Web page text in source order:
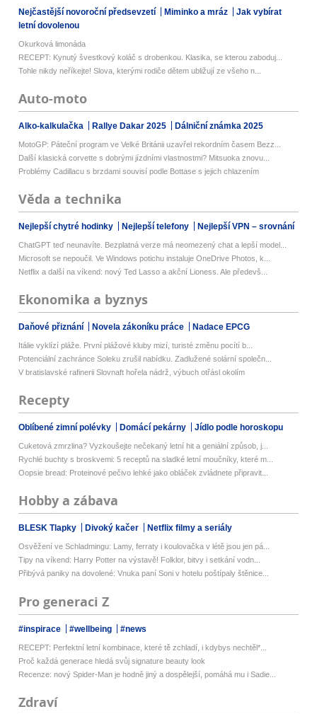
Nejčastější novoroční předsevzetí Miminko a mráz
Jak vybírat
letní dovolenou
Okurková limonáda
RECEPT: Kynutý švestkový koláč s drobenkou. Klasika, se kterou zaboduj...
Tohle nikdy neříkejte! Slova, kterými rodiče dětem ubližují ze všeho n...
Auto-moto
Alko-kalkulačka Rallye Dakar 2025 Dálniční známka 2025
MotoGP: Páteční program ve Velké Británii uzavřel rekordním časem Bezz...
Další klasická corvette s dobrými jízdními vlastnostmi? Mitsuoka znovu...
Problémy Cadillacu s brzdami souvisí podle Bottase s jejich chlazením
Věda a technika
Nejlepší chytré hodinky Nejlepší telefony Nejlepší VPN – srovnání
ChatGPT teď neunavíte. Bezplatná verze má neomezený chat a lepší model...
Microsoft se nepoučil. Ve Windows potichu instaluje OneDrive Photos, k...
Netflix a další na víkend: nový Ted Lasso a akční Lioness. Ale předevš...
Ekonomika a byznys
Daňové přiznání Novela zákoníku práce Nadace EPCG
Itálie vyklízí pláže. První plážové kluby mizí, turisté změnu pocítí b...
Potenciální zachránce Soleku zrušil nabídku. Zadlužené solární společn...
V bratislavské rafinerii Slovnaft hořela nádrž, výbuch otřásl okolím
Recepty
Oblíbené zimní polévky Domácí pekárny Jídlo podle horoskopu
Cuketová zmrzlina? Vyzkoušejte nečekaný letní hit a geniální způsob, j...
Rychlé buchty s broskvemi: 5 receptů na sladké letní moučníky, které m...
Oopsie bread: Proteinové pečivo lehké jako obláček zvládnete připravit...
Hobby a zábava
BLESK Tlapky Divoký kačer Netflix filmy a seriály
Osvěžení ve Schladmingu: Lamy, ferraty i koulovačka v létě jsou jen pá...
Tipy na víkend: Harry Potter na výstavě! Folklor, bitvy i setkání vodn...
Přibývá paniky na dovolené: Vnuka paní Soni v hotelu poštípaly štěnice...
Pro generaci Z
#inspirace #wellbeing #news
RECEPT: Perfektní letní kombinace, které tě zchladí, i kdybys nechtěl*...
Proč každá generace hledá svůj signature beauty look
Recenze: nový Spider-Man je hodně jiný a dospělejší, pomáhá mu i Sadie...
Zdraví